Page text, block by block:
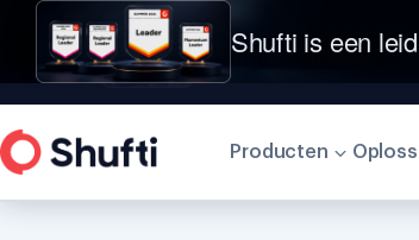
Shufti is een
Producten